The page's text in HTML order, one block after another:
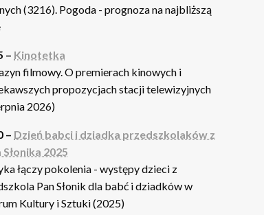
(3216). Pogoda - prognoza na najbliższą
– Kinotetka
filmowy. O premierach kinowych i
propozycjach stacji telewizyjnych
2026)
– Dzień babci i dziadka przedszkolaków z
Słonika 2025
łączy pokolenia - występy dzieci z
Pan Słonik dla babć i dziadków w
Kultury i Sztuki (2025)